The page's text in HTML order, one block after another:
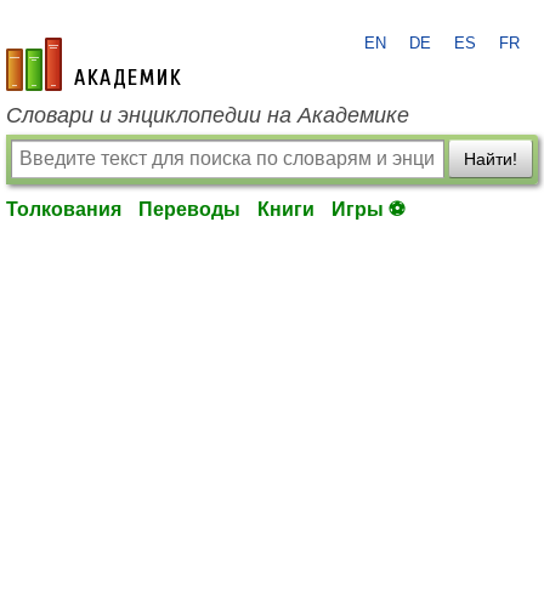
academic.ru
EN DE ES FR
Словари и энциклопедии на Академике
Найти!
Толкования Переводы Книги Игры ⚽